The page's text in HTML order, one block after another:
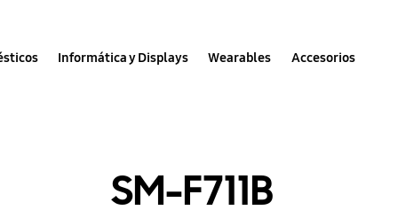
Informática y Displays Wearables Accesorios
SM-F711B